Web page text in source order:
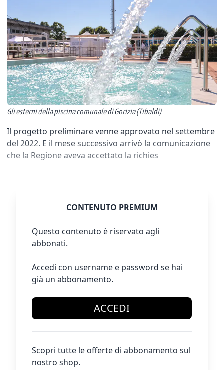
Gli esterni della piscina comunale di Gorizia (Tibaldi)
Il progetto preliminare venne approvato nel settembre
del 2022. E il mese successivo arrivò la comunicazione
che la Regione aveva accettato la richies
CONTENUTO PREMIUM
Questo contenuto è riservato agli
abbonati.
Accedi con username e password se hai
già un abbonamento.
ACCEDI
Scopri tutte le offerte di abbonamento sul
nostro shop.